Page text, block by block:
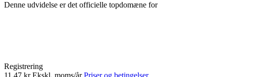
Denne udvidelse er det officielle topdomæne for
Registrering